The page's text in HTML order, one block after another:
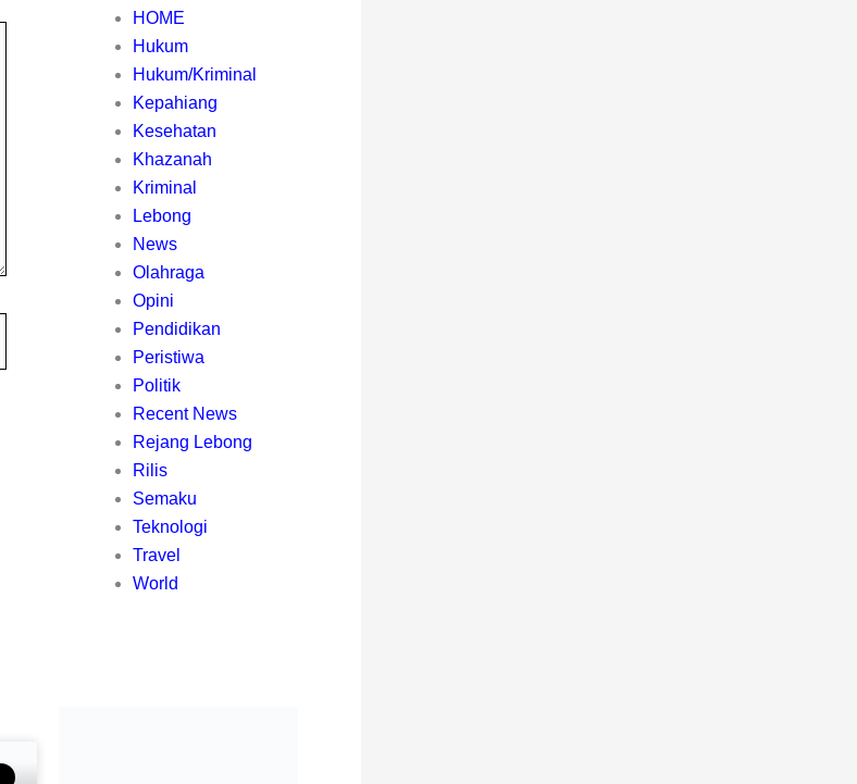
HOME
Hukum
Hukum/Kriminal
Kepahiang
Kesehatan
Khazanah
Kriminal
Lebong
News
Olahraga
Opini
Pendidikan
Peristiwa
Politik
Recent News
Rejang Lebong
Rilis
Semaku
Teknologi
Travel
World